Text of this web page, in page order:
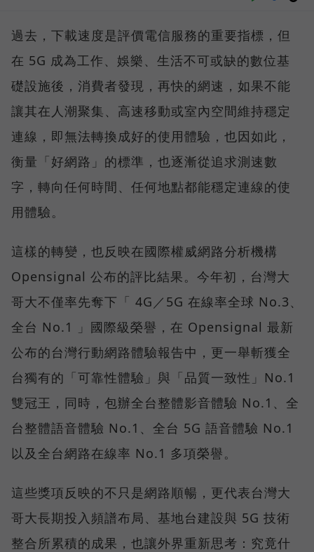
過去，下載速度是評價電信服務的重要指標，但
在 5G 成為工作、娛樂、生活不可或缺的數位基
礎設施後，消費者發現，再快的網速，如果不能
讓其在人潮聚集、高速移動或室內空間維持穩定
連線，即無法轉換成好的使用體驗，也因如此，
衡量「好網路」的標準，也逐漸從追求測速數
字，轉向任何時間、任何地點都能穩定連線的使
用體驗。
這樣的轉變，也反映在國際權威網路分析機構
Opensignal 公布的評比結果。今年初，台灣大
哥大不僅率先奪下「 4G／5G 在線率全球 No.3、
全台 No.1 」國際級榮譽，在 Opensignal 最新
公布的台灣行動網路體驗報告中，更一舉斬獲全
台獨有的「可靠性體驗」與「品質一致性」No.1
雙冠王，同時，包辦全台整體影音體驗 No.1、全
台整體語音體驗 No.1、全台 5G 語音體驗 No.1
以及全台網路在線率 No.1 多項榮譽。
這些獎項反映的不只是網路順暢，更代表台灣大
哥大長期投入頻譜布局、基地台建設與 5G 技術
整合所累積的成果，也讓外界重新思考：究竟什